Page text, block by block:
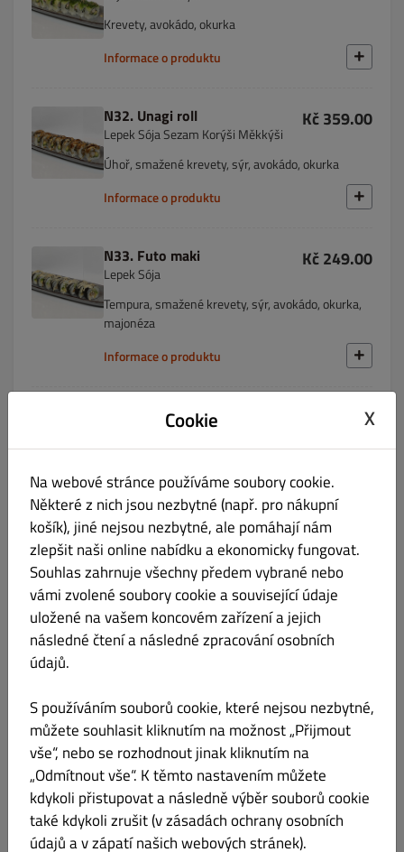
Krevety, avokádo, okurka
Informace o produktu
N32. Unagi roll
Lepek Sója Sezam Korýši Měkkýši
Kč 359.00
Úhoř, smažené krevety, sýr, avokádo, okurka
Informace o produktu
N33. Futo maki
Lepek Sója
Kč 249.00
Tempura, smažené krevety, sýr, avokádo, okurka,
majonéza
Informace o produktu
N34. Fried futo
Lepek Vejce Sója Ryby Korýši
Kč 249.00
omačka teriyaky, majonéza
Informace o produktu
N35. Sake roll
Lepek Sója Ryby Korýši
Kč 339.00
Losos tempura, smažené krevety, sýr, avokádo,
okurka, kaviár z létajících ryb, majonéza
N36. Grill nigiri
Sója Ryby
Kč 339.00
Grilovaný losos, kaviár z létajících ryb, majonéza
Informace o produktu
Cookie X
Na webové stránce používáme soubory cookie.
Některé z nich jsou nezbytné (např. pro nákupní
košík), jiné nejsou nezbytné, ale pomáhají nám
zlepšit naši online nabídku a ekonomicky fungovat.
Souhlas zahrnuje všechny předem vybrané nebo
vámi zvolené soubory cookie a související údaje
uložené na vašem koncovém zařízení a jejich
následné čtení a následné zpracování osobních
údajů.
S používáním souborů cookie, které nejsou nezbytné,
můžete souhlasit kliknutím na možnost „Přijmout
vše“, nebo se rozhodnout jinak kliknutím na
„Odmítnout vše“. K těmto nastavením můžete
kdykoli přistupovat a následně výběr souborů cookie
také kdykoli zrušit (v zásadách ochrany osobních
údajů a v zápatí našich webových stránek).